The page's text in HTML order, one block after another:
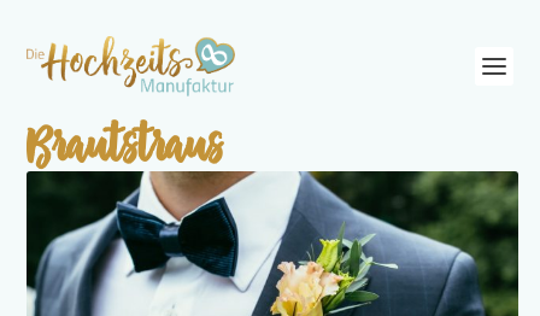
Brautstraus